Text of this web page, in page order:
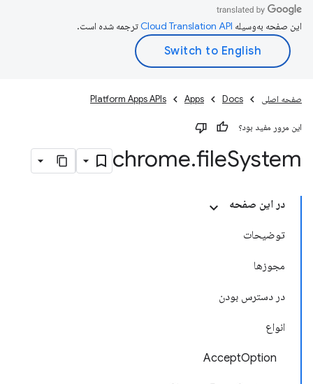
این صفحه به‌وسیله ترجمه شده است.
صفحه اصلی Docs
Apps
Platform Apps APIs
این مرور مفید بود؟
chrome.fileSystem
در این صفحه
توضیحات
مجوزها
در دسترس بودن
انواع
AcceptOption